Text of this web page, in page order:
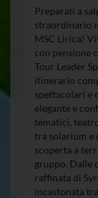
Preparati a
straordinario
MSC Lirica!
con pensione
Tour Leader
itinerario
spettacolari e
elegante e
tematici,
tra solarium e
scoperta a
gruppo. Dalle
raffinata di
incastonata